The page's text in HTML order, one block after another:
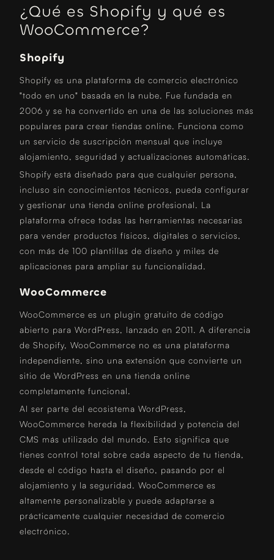
¿Qué es Shopify y qué es
WooCommerce?
Shopify
Shopify es una plataforma de comercio electrónico
"todo en uno" basada en la nube. Fue fundada en
2006 y se ha convertido en una de las soluciones más
populares para crear tiendas online. Funciona como
un servicio de suscripción mensual que incluye
alojamiento, seguridad y actualizaciones automáticas.
Shopify está diseñado para que cualquier persona,
incluso sin conocimientos técnicos, pueda configurar
y gestionar una tienda online profesional. La
plataforma ofrece todas las herramientas necesarias
para vender productos físicos, digitales o servicios,
con más de 100 plantillas de diseño y miles de
aplicaciones para ampliar su funcionalidad.
WooCommerce
WooCommerce es un plugin gratuito de código
abierto para WordPress, lanzado en 2011. A diferencia
de Shopify, WooCommerce no es una plataforma
independiente, sino una extensión que convierte un
sitio de WordPress en una tienda online
completamente funcional.
Al ser parte del ecosistema WordPress,
WooCommerce hereda la flexibilidad y potencia del
CMS más utilizado del mundo. Esto significa que
tienes control total sobre cada aspecto de tu tienda,
desde el código hasta el diseño, pasando por el
alojamiento y la seguridad. WooCommerce es
altamente personalizable y puede adaptarse a
prácticamente cualquier necesidad de comercio
electrónico.